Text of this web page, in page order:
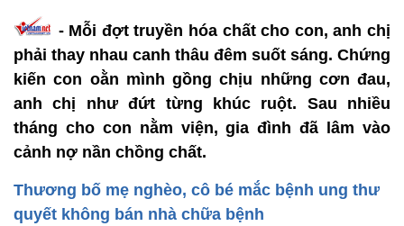
- Mỗi đợt truyền hóa chất cho con, anh chị
phải thay nhau canh thâu đêm suốt sáng. Chứng
kiến con oằn mình gồng chịu những cơn đau,
anh chị như đứt từng khúc ruột. Sau nhiều
tháng cho con nằm viện, gia đình đã lâm vào
cảnh nợ nần chồng chất.
Thương bố mẹ nghèo, cô bé mắc bệnh ung thư
quyết không bán nhà chữa bệnh